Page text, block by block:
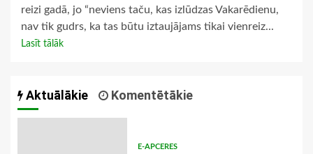
reizi gadā, jo “neviens taču, kas izlūdzas Vakarēdienu,
nav tik gudrs, ka tas būtu iztaujājams tikai vienreiz...
Lasīt tālāk
Aktuālākie Komentētākie
E-APCERES